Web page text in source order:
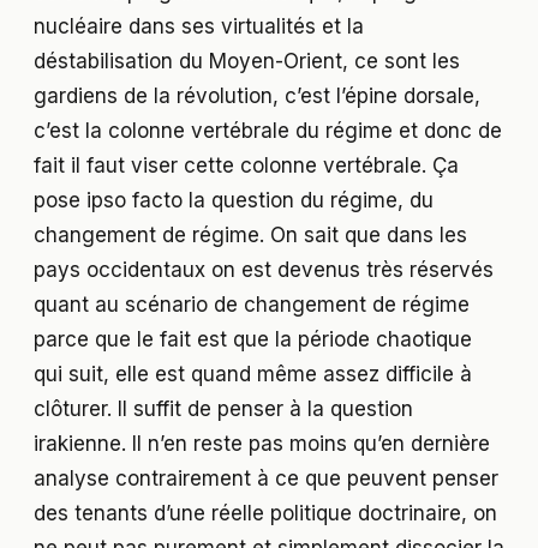
nucléaire dans ses virtualités et la
déstabilisation du Moyen-Orient, ce sont les
gardiens de la révolution, c’est l’épine dorsale,
c’est la colonne vertébrale du régime et donc de
fait il faut viser cette colonne vertébrale. Ça
pose ipso facto la question du régime, du
changement de régime. On sait que dans les
pays occidentaux on est devenus très réservés
quant au scénario de changement de régime
parce que le fait est que la période chaotique
qui suit, elle est quand même assez difficile à
clôturer. Il suffit de penser à la question
irakienne. Il n’en reste pas moins qu’en dernière
analyse contrairement à ce que peuvent penser
des tenants d’une réelle politique doctrinaire, on